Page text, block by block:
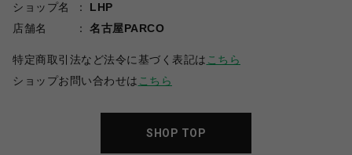
ショップ名
LHP
店舗名
名古屋PARCO
特定商取引法など法令に基づく表記は こちら
ショップお問い合わせは こちら
SHOP TOP